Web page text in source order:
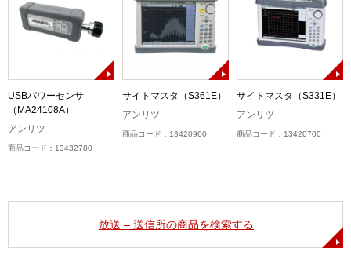
USBパワーセンサ
（MA24108A）
アンリツ
商品コード：13432700
サイトマスタ（S361E）
アンリツ
商品コード：13420900
サイトマスタ（S331E）
アンリツ
商品コード：13420700
放送 – 送信所の商品を検索する